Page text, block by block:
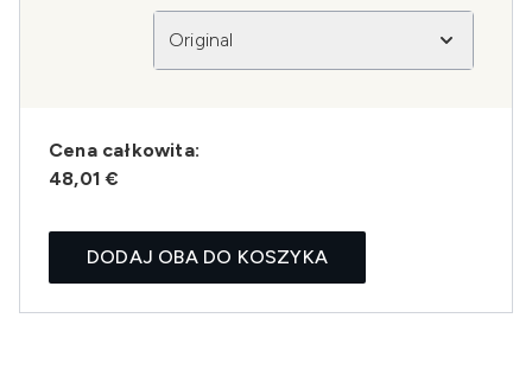
Original
Cena całkowita:
48,01 €
DODAJ OBA DO KOSZYKA